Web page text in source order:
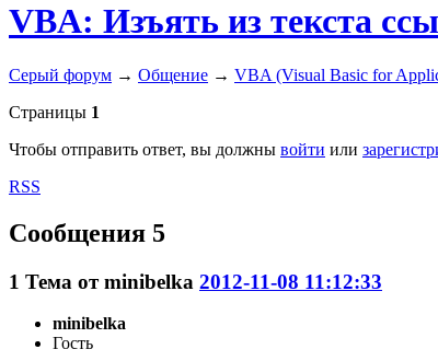
VBA: Изъять из текста
Серый форум → Общение → VBA (Visual Basic for
Страницы 1
Чтобы отправить ответ, вы должны войти или
RSS
Сообщения 5
1 Тема отminibelka 2012-11-08 11:12:33
minibelka
Гость